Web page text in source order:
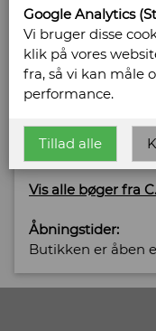
Antikvariat
Chr. Winthersvej
4760 Vordingborg
Telefonnr: 6128 5700
Email:
Vis alle bøger fra
Åbningstider:
Butikken er åben
Google Analytics
Vi bruger disse
klik på vores
fra, så vi kan måle
performance.
Tillad alle